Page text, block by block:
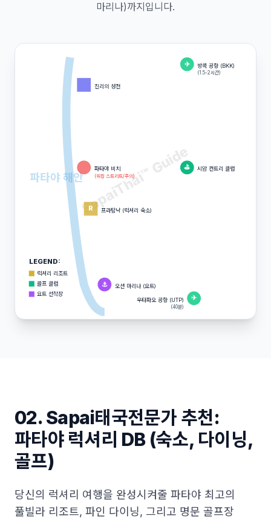
마리나)까지입니다.
SapaiThai™ Guide
파타야 해안
✈ 방콕 공항 (BKK)
(1.5-2시간)
진리의 성전
파타야 비치
(워킹 스트리트/주의)
R 프라탐낙 (럭셔리 숙소)
⛳ 시암 컨트리 클럽
⚓ 오션 마리나 (요트)
✈
우타파오 공항 (UTP)
(40분)
LEGEND:
럭셔리 리조트
골프 클럽
요트 선착장
02. Sapai태국전문가 추천:
파타야 럭셔리 DB (숙소, 다이닝,
골프)
당신의 럭셔리 여행을 완성시켜줄 파타야 최고의
풀빌라 리조트, 파인 다이닝, 그리고 명문 골프장